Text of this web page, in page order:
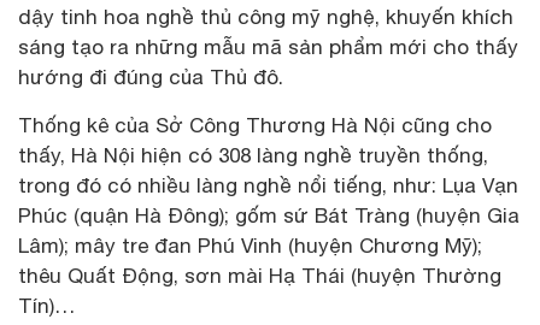
dậy tinh hoa nghề thủ công mỹ nghệ, khuyến khích
sáng tạo ra những mẫu mã sản phẩm mới cho thấy
hướng đi đúng của Thủ đô.
Thống kê của Sở Công Thương Hà Nội cũng cho
thấy, Hà Nội hiện có 308 làng nghề truyền thống,
trong đó có nhiều làng nghề nổi tiếng, như: Lụa Vạn
Phúc (quận Hà Đông); gốm sứ Bát Tràng (huyện Gia
Lâm); mây tre đan Phú Vinh (huyện Chương Mỹ);
thêu Quất Động, sơn mài Hạ Thái (huyện Thường
Tín)…